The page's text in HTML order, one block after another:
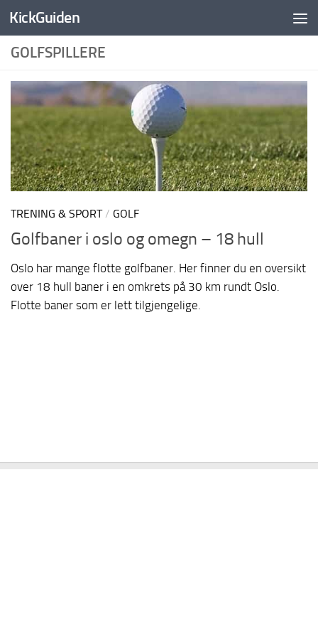
Skip to content
KickGuiden
GOLFSPILLERE
TRENING & SPORT/ GOLF
Golfbaner i oslo og omegn – 18 hull
Oslo har mange flotte golfbaner. Her finner du en oversikt
over 18 hull baner i en omkrets på 30 km rundt Oslo.
Flotte baner som er lett tilgjengelige.